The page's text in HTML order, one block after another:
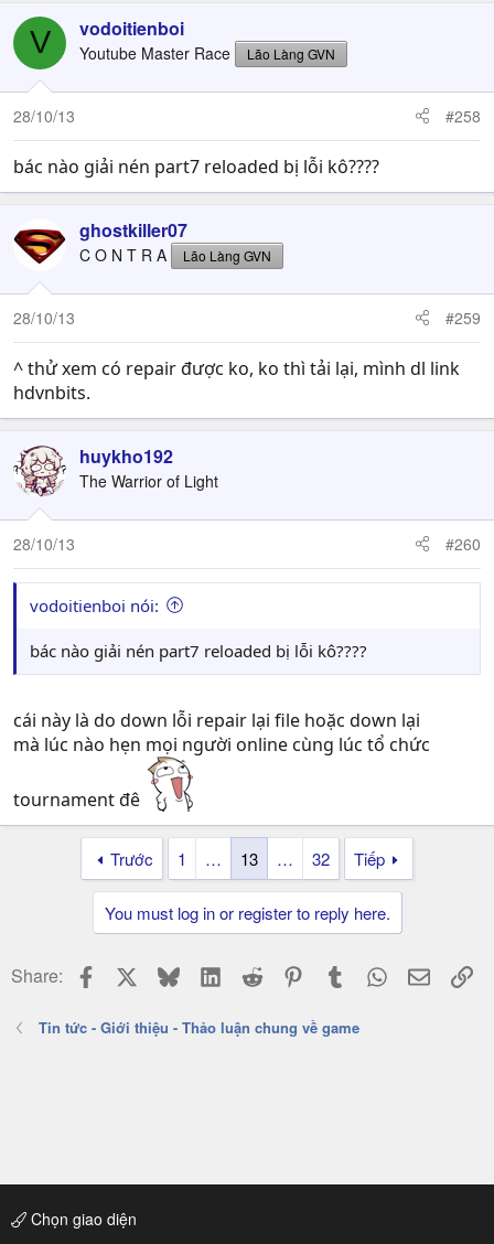
V vodoitienboi
Youtube Master Race Lão Làng GVN
28/10/13 #258
bác nào giải nén part7 reloaded bị lỗi kô????
ghostkiller07
C O N T R A Lão Làng GVN
28/10/13 #259
^ thử xem có repair được ko, ko thì tải lại, mình dl link
hdvnbits.
huykho192
The Warrior of Light
28/10/13 #260
vodoitienboi nói:
bác nào giải nén part7 reloaded bị lỗi kô????
cái này là do down lỗi repair lại file hoặc down lại
mà lúc nào hẹn mọi người online cùng lúc tổ chức
tournament đê
Trước 1 … 13 … 32 Tiếp
You must log in or register to reply here.
Share: Facebook BlueskyLinkedIn
Reddit PinterestTumblr WhatsApp
Email
Tin tức - Giới thiệu - Thảo luận chung về game
Chọn giao diện